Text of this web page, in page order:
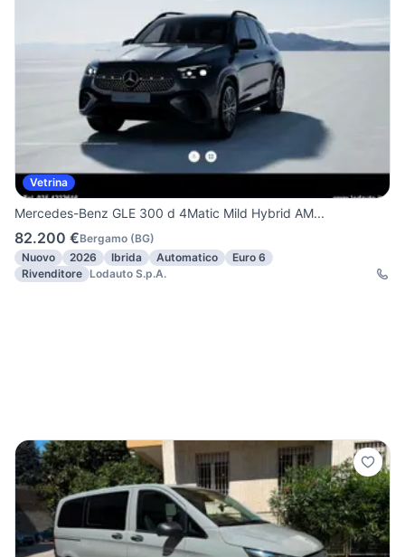
Vetrina
Mercedes-Benz GLE 300 d 4Matic Mild Hybrid AM...
82.200 €Bergamo (BG)
Nuovo
2026 Ibrida Automatico
Euro 6
Rivenditore Lodauto S.p.A.